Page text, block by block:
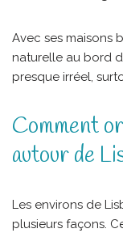
Avec ses maisons
naturelle au bord
presque irréel,
Comment
autour de
Les environs de
plusieurs façons.